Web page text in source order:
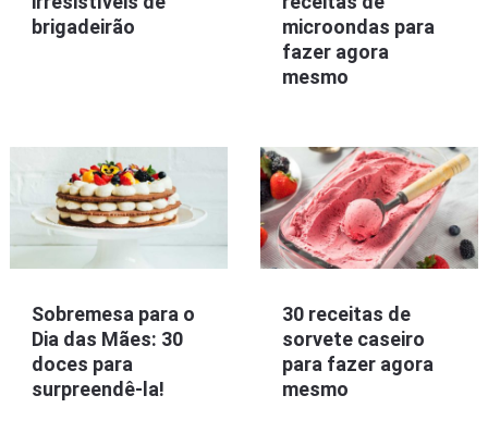
brigadeirão
microondas para
fazer agora
mesmo
Sobremesa para o
Dia das Mães: 30
doces para
surpreendê-la!
30 receitas de
sorvete caseiro
para fazer agora
mesmo